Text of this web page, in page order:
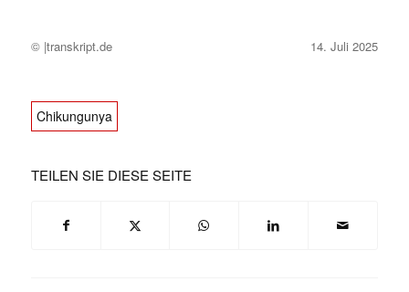
© |transkript.de 14. Juli 2025
Chikungunya
TEILEN SIE DIESE SEITE